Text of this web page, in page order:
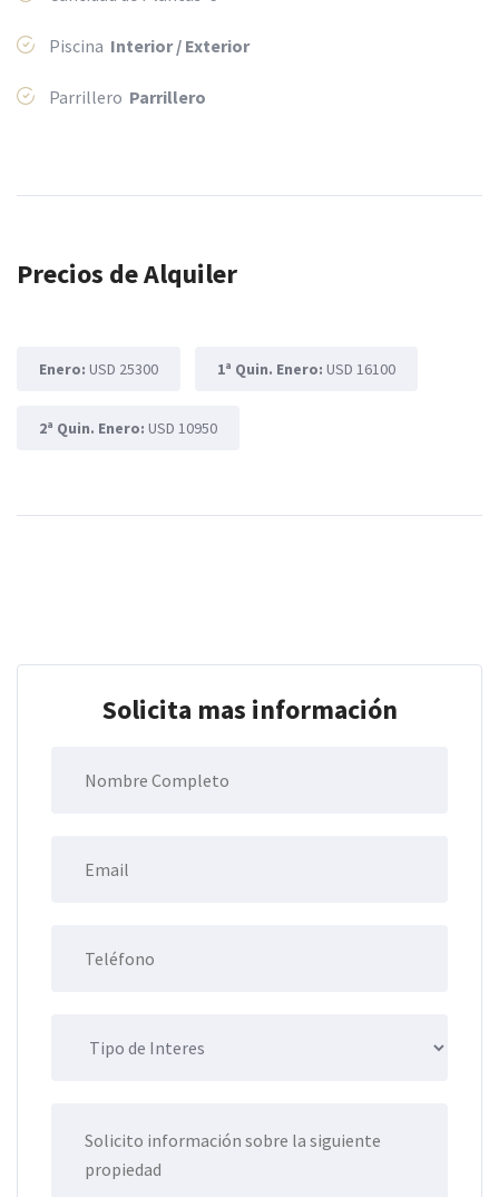
Piscina Interior / Exterior
Parrillero Parrillero
Precios de Alquiler
Enero: USD 25300 1ª Quin. Enero: USD 16100
2ª Quin. Enero: USD 10950
Solicita mas información